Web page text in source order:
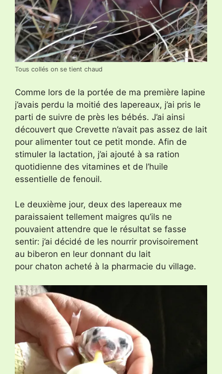
Tous collés on se tient chaud
Comme lors de la portée de ma première lapine
j’avais perdu la moitié des lapereaux, j’ai pris le
parti de suivre de près les bébés. J’ai ainsi
découvert que Crevette n’avait pas assez de lait
pour alimenter tout ce petit monde. Afin de
stimuler la lactation, j’ai ajouté à sa ration
quotidienne des vitamines et de l’huile
essentielle de fenouil.
Le deuxième jour, deux des lapereaux me
paraissaient tellement maigres qu’ils ne
pouvaient attendre que le résultat se fasse
sentir: j’ai décidé de les nourrir provisoirement
au biberon en leur donnant du lait
pour chaton acheté à la pharmacie du village.